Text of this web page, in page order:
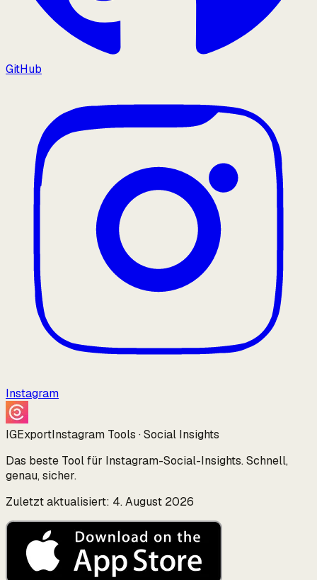
GitHub
Instagram
IGExportInstagram Tools · Social Insights
Das beste Tool für Instagram-Social-Insights. Schnell,
genau, sicher.
Zuletzt aktualisiert: 4. August 2026